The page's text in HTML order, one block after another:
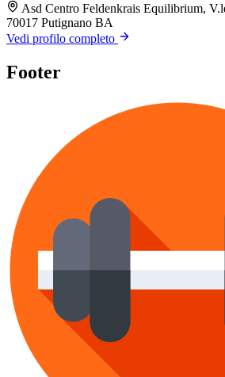
Asd Centro Feldenkrais Equilibrium,
70017 Putignano BA
Vedi profilo completo
Footer